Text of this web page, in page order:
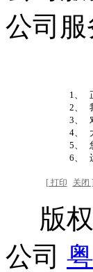
公司服
1、
2、
3、
4、
5、
6、
[ 打印 关闭 ]
版权
公司